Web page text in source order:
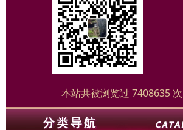
本站共被浏览过 7408635 次